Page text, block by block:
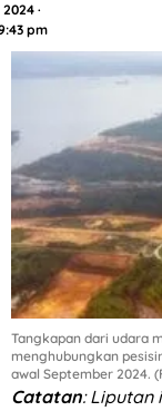
2024 ·
pm
Tangkapan dari udara
menghubungkan
awal September 2024.
Catatan: Liputan